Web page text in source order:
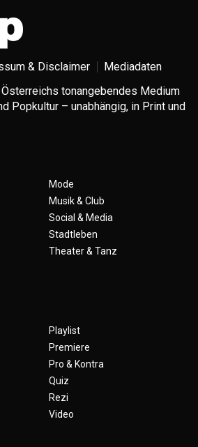
& Disclaimer
Mediadaten
tonangebendes Medium
Popkultur – unabhängig, in Print und
Mode
Musik & Club
Social & Media
Stadtleben
Theater & Tanz
Playlist
Premiere
Pro & Kontra
Quiz
Rezi
Video